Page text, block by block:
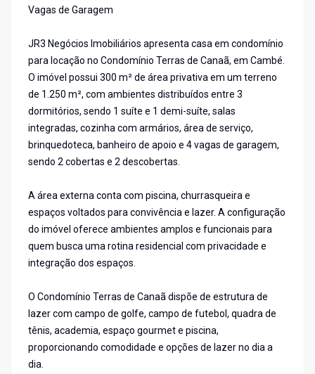
Vagas de Garagem
JR3 Negócios Imobiliários apresenta casa em condomínio
para locação no Condomínio Terras de Canaã, em Cambé.
O imóvel possui 300 m² de área privativa em um terreno
de 1.250 m², com ambientes distribuídos entre 3
dormitórios, sendo 1 suíte e 1 demi-suíte, salas
integradas, cozinha com armários, área de serviço,
brinquedoteca, banheiro de apoio e 4 vagas de garagem,
sendo 2 cobertas e 2 descobertas.
A área externa conta com piscina, churrasqueira e
espaços voltados para convivência e lazer. A configuração
do imóvel oferece ambientes amplos e funcionais para
quem busca uma rotina residencial com privacidade e
integração dos espaços.
O Condomínio Terras de Canaã dispõe de estrutura de
lazer com campo de golfe, campo de futebol, quadra de
tênis, academia, espaço gourmet e piscina,
proporcionando comodidade e opções de lazer no dia a
dia.